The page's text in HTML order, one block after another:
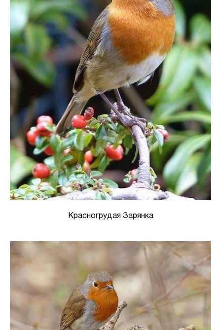
Красногрудая Зарянка